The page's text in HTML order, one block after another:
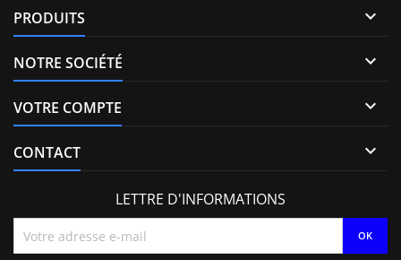
PRODUITS 
NOTRE SOCIÉTÉ 
VOTRE COMPTE 
CONTACT 
LETTRE D'INFORMATIONS